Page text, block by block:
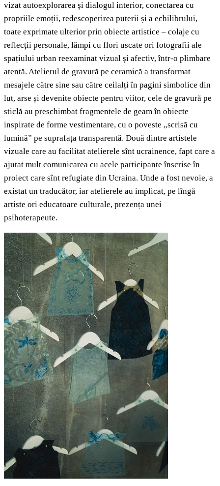
vizat autoexplorarea și dialogul interior, conectarea cu
propriile emoții, redescoperirea puterii și a echilibrului,
toate exprimate ulterior prin obiecte artistice – colaje cu
reflecții personale, lămpi cu flori uscate ori fotografii ale
spațiului urban reexaminat vizual și afectiv, într-o plimbare
atentă. Atelierul de gravură pe ceramică a transformat
mesajele către sine sau către ceilalți în pagini simbolice din
lut, arse și devenite obiecte pentru viitor, cele de gravură pe
sticlă au preschimbat fragmentele de geamîn obiecte
inspirate de forme vestimentare, cu o poveste „scrisă cu
lumină” pe suprafața transparentă. Două dintre artistele
vizuale care au facilitat atelierele sînt ucrainence, fapt care a
ajutat mult comunicarea cu acele participante înscrise în
proiect care sînt refugiate din Ucraina. Unde a fost nevoie, a
existat un traducător, iar atelierele au implicat, pe lîngă
artiste ori educatoare culturale, prezența unei
psihoterapeute.